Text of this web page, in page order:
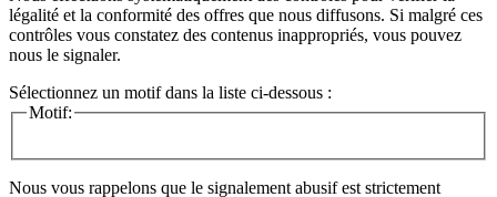
légalité et la conformité des offres que nous diffusons. Si malgré ces
contrôles vous constatez des contenus inappropriés, vous pouvez
nous le signaler.
Sélectionnez un motif dans la liste ci-dessous :
Motif:
Nous vous rappelons que le signalement abusif est strictement